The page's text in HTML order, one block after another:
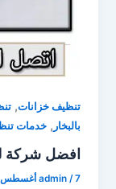
تنظيف خزانات,
بالبخار ,خدمات
افضل شركة
admin /7 أغسطس، 2023